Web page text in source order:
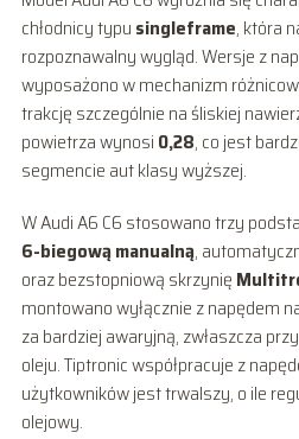
chłodnicy typu singleframe, która
rozpoznawalny wygląd. Wersje z
wyposażono w mechanizm
trakcję szczególnie na śliskiej
powietrza wynosi 0,28, co jest
segmencie aut klasy wyższej.
W Audi A6 C6 stosowano trzy
6-biegową manualną,
oraz bezstopniową skrzynię
montowano wyłącznie z napędem
za bardziej awaryjną, zwłaszcza
oleju. Tiptronic współpracuje z
użytkowników jest trwalszy, o ile
olejowy.